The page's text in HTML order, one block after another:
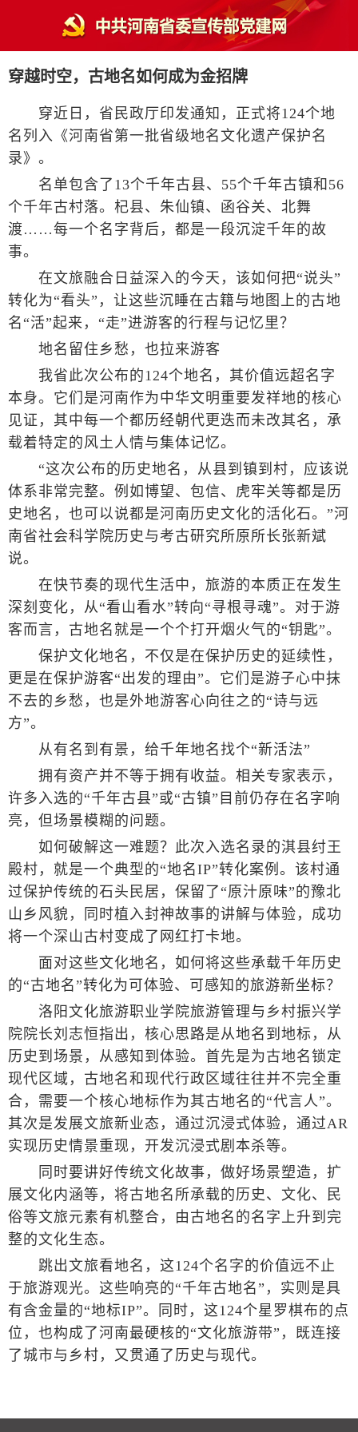
穿越时空，古地名如何成为金招牌
穿近日，省民政厅印发通知，正式将124个地
名列入《河南省第一批省级地名文化遗产保护名
录》。
名单包含了13个千年古县、55个千年古镇和56
个千年古村落。杞县、朱仙镇、函谷关、北舞
渡……每一个名字背后，都是一段沉淀千年的故
事。
在文旅融合日益深入的今天，该如何把“说头”
转化为“看头”，让这些沉睡在古籍与地图上的古地
名“活”起来，“走”进游客的行程与记忆里？
地名留住乡愁，也拉来游客
我省此次公布的124个地名，其价值远超名字
本身。它们是河南作为中华文明重要发祥地的核心
见证，其中每一个都历经朝代更迭而未改其名，承
载着特定的风土人情与集体记忆。
“这次公布的历史地名，从县到镇到村，应该说
体系非常完整。例如博望、包信、虎牢关等都是历
史地名，也可以说都是河南历史文化的活化石。”河
南省社会科学院历史与考古研究所原所长张新斌
说。
在快节奏的现代生活中，旅游的本质正在发生
深刻变化，从“看山看水”转向“寻根寻魂”。对于游
客而言，古地名就是一个个打开烟火气的“钥匙”。
保护文化地名，不仅是在保护历史的延续性，
更是在保护游客“出发的理由”。它们是游子心中抹
不去的乡愁，也是外地游客心向往之的“诗与远
方”。
从有名到有景，给千年地名找个“新活法”
拥有资产并不等于拥有收益。相关专家表示，
许多入选的“千年古县”或“古镇”目前仍存在名字响
亮，但场景模糊的问题。
如何破解这一难题？此次入选名录的淇县纣王
殿村，就是一个典型的“地名IP”转化案例。该村通
过保护传统的石头民居，保留了“原汁原味”的豫北
山乡风貌，同时植入封神故事的讲解与体验，成功
将一个深山古村变成了网红打卡地。
面对这些文化地名，如何将这些承载千年历史
的“古地名”转化为可体验、可感知的旅游新坐标？
洛阳文化旅游职业学院旅游管理与乡村振兴学
院院长刘志恒指出，核心思路是从地名到地标，从
历史到场景，从感知到体验。首先是为古地名锁定
现代区域，古地名和现代行政区域往往并不完全重
合，需要一个核心地标作为其古地名的“代言人”。
其次是发展文旅新业态，通过沉浸式体验，通过AR
实现历史情景重现，开发沉浸式剧本杀等。
同时要讲好传统文化故事，做好场景塑造，扩
展文化内涵等，将古地名所承载的历史、文化、民
俗等文旅元素有机整合，由古地名的名字上升到完
整的文化生态。
跳出文旅看地名，这124个名字的价值远不止
于旅游观光。这些响亮的“千年古地名”，实则是具
有含金量的“地标IP”。同时，这124个星罗棋布的点
位，也构成了河南最硬核的“文化旅游带”，既连接
了城市与乡村，又贯通了历史与现代。